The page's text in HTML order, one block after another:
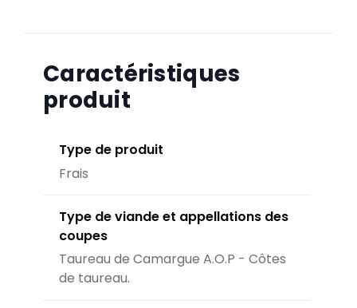
Caractéristiques
produit
Type de produit
Frais
Type de viande et appellations des
coupes
Taureau de Camargue A.O.P - Côtes
de taureau.